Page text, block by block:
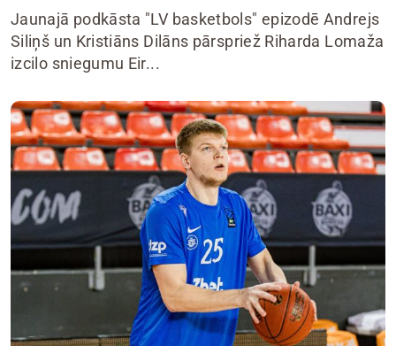
Jaunajā podkāsta "LV basketbols" epizodē Andrejs
Siliņš un Kristiāns Dilāns pārspriež Riharda Lomaža
izcilo sniegumu Eir...